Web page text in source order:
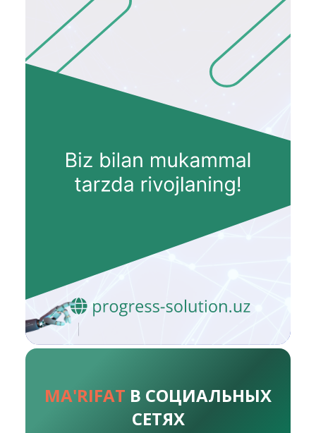
MA'RIFAT В СОЦИАЛЬНЫХ
СЕТЯХ